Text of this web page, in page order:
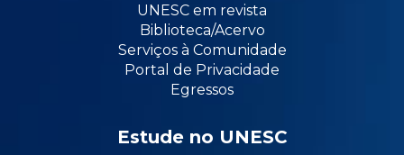
UNESC em revista
Biblioteca/Acervo
Serviços à Comunidade
Portal de Privacidade
Egressos
Estude no UNESC